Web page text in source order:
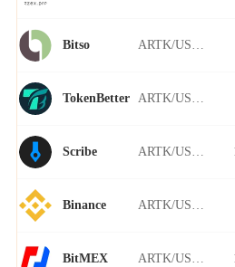
Bitso
TokenBetter
Scribe
Binance
BitMEX